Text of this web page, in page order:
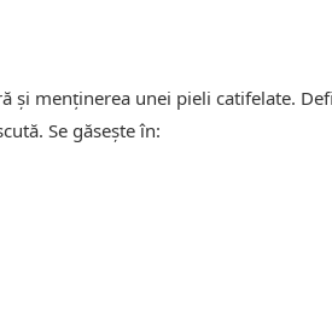
și menținerea unei pieli catifelate.
Se găsește în: